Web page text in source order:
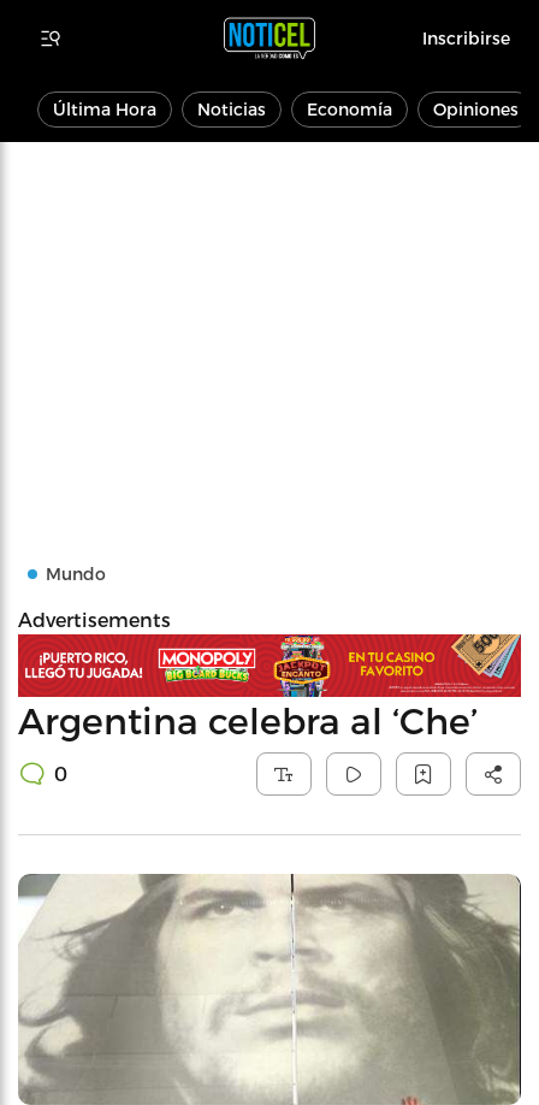
Inscribirse
Última Hora Noticias Economía Opiniones
Mundo
Advertisements
Argentina celebra al ‘Che’
0